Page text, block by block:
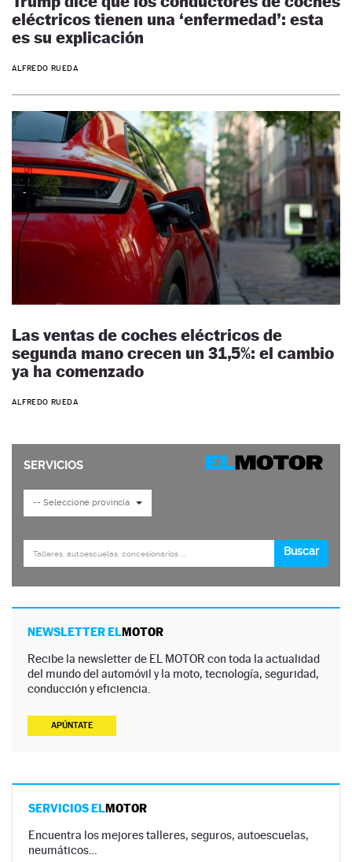
eléctricos tienen una ‘enfermedad’: esta
es su explicación
ALFREDO RUEDA
Las ventas de coches eléctricos de
segunda mano crecen un 31,5%: el cambio
ya ha comenzado
ALFREDO RUEDA
NEWSLETTER ELMOTOR
Recibe la newsletter de EL MOTOR con toda la actualidad
del mundo del automóvil y la moto, tecnología, seguridad,
conducción y eficiencia.
APÚNTATE
SERVICIOS ELMOTOR
Encuentra los mejores talleres, seguros, autoescuelas,
neumáticos…